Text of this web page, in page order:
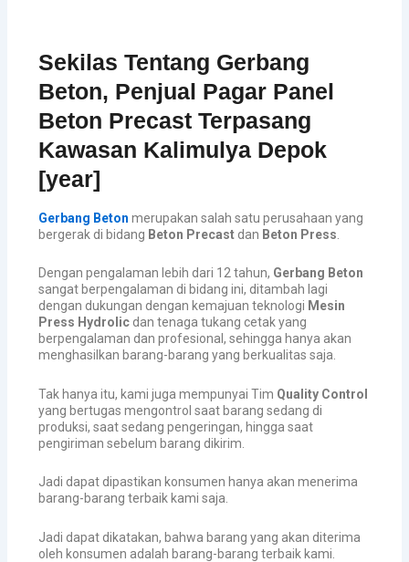
Sekilas Tentang Gerbang
Beton, Penjual Pagar Panel
Beton Precast Terpasang
Kawasan Kalimulya Depok
[year]
Gerbang Beton merupakan salah satu perusahaan yang
bergerak di bidang Beton Precast dan Beton Press
Dengan pengalaman lebih dari 12 tahun, Gerbang Beton
sangat berpengalaman di bidang ini, ditambah lagi
dengan dukungan dengan kemajuan teknologi Mesin
Press Hydrolic dan tenaga tukang cetak yang
berpengalaman dan profesional, sehingga hanya akan
menghasilkan barang-barang yang berkualitas saja.
Tak hanya itu, kami juga mempunyai Tim Quality Control
yang bertugas mengontrol saat barang sedang di
produksi, saat sedang pengeringan, hingga saat
pengiriman sebelum barang dikirim.
Jadi dapat dipastikan konsumen hanya akan menerima
barang-barang terbaik kami saja.
Jadi dapat dikatakan, bahwa barang yang akan diterima
oleh konsumen adalah barang-barang terbaik kami.